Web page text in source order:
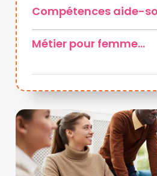
Compétences aide-
Métier pour femme…